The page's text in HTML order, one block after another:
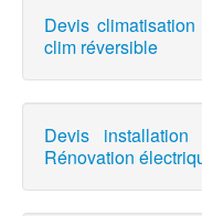
Devis
clim réversible
Devis
Rénovation